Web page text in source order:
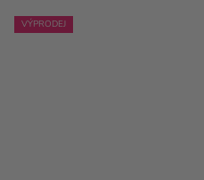
VÝPRODEJ